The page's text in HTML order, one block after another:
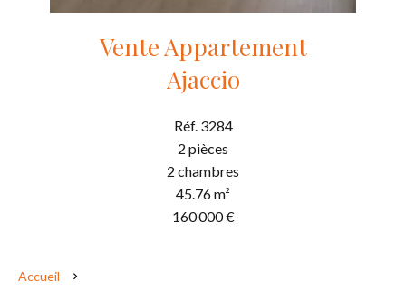
Vente Appartement
Ajaccio
Réf. 3284
2 pièces
2 chambres
45.76 m²
160 000 €
Accueil